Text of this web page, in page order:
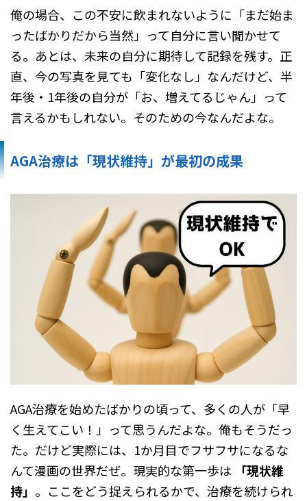
俺の場合、この不安に飲まれないように「まだ始ま
ったばかりだから当然」って自分に言い聞かせて
る。あとは、未来の自分に期待して記録を残す。正
直、今の写真を見ても「変化なし」なんだけど、半
年後・1年後の自分が「お、増えてるじゃん」って
言えるかもしれない。そのための今なんだよな。
AGA治療は「現状維持」が最初の成果
AGA治療を始めたばかりの頃って、多くの人が「早
く生えてこい！」って思うんだよな。俺もそうだっ
た。だけど実際には、1か月目でフサフサになるな
んて漫画の世界だぜ。現実的な第一歩は
「現状維
持」 。ここをどう捉えられるかで、治療を続けられ